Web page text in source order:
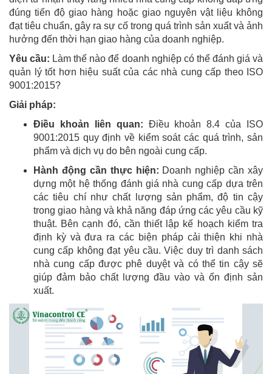
đúng tiến độ giao hàng hoặc giao nguyên vật liệu không
đạt tiêu chuẩn, gây ra sự cố trong quá trình sản xuất và ảnh
hưởng đến thời hạn giao hàng của doanh nghiệp.
Yêu cầu: Làm thế nào để doanh nghiệp có thể đánh giá và
quản lý tốt hơn hiệu suất của các nhà cung cấp theo ISO
9001:2015?
Giải pháp:
Điều khoản liên quan: Điều khoản 8.4 của ISO
9001:2015 quy định về kiểm soát các quá trình, sản
phẩm và dịch vụ do bên ngoài cung cấp.
Hành động cần thực hiện: Doanh nghiệp cần xây
dựng một hệ thống đánh giá nhà cung cấp dựa trên
các tiêu chí như chất lượng sản phẩm, độ tin cậy
trong giao hàng và khả năng đáp ứng các yêu cầu kỹ
thuật. Bên cạnh đó, cần thiết lập kế hoạch kiểm tra
định kỳ và đưa ra các biện pháp cải thiện khi nhà
cung cấp không đạt yêu cầu. Việc duy trì danh sách
nhà cung cấp được phê duyệt và có thể tin cậy sẽ
giúp đảm bảo chất lượng đầu vào và ổn định sản
xuất.